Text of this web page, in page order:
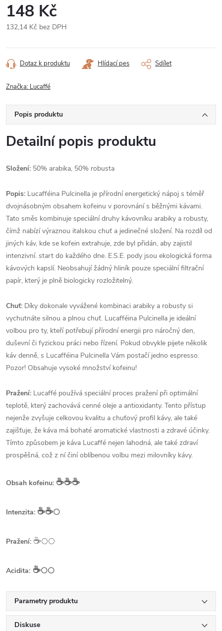
148 Kč
132,14 Kč bez DPH
cena:
Dotaz k produktu Hlídací pes Sdílet
Značka: Lucaffé
Popis produktu
Detailní popis produktu
Složení: 50% arabika, 50% robusta
Popis: Lucafféina Pulcinella je přírodní energetický nápoj s téměř
dvojnásobným obsahem kofeinu v porovnání s běžnými kávami.
Tato směs kombinuje speciální druhy kávovníku arabiky a robusty,
čímž nabízí výraznou italskou chuť a jedinečné složení. Na rozdíl od
jiných káv, kde se kofein extrahuje, zde byl přidán, aby zajistil
intenzivní. start do každého dne. E.S.E. pody jsou ekologická forma
kávových kapslí. Neobsahují žádný hliník pouze speciální filtrační
papír, který je plně biologicky rozložitelný.
Chuť: Díky dokonale vyvážené kombinaci arabiky a robusty si
vychutnáte silnou a plnou chuť. Lucafféina Pulcinella je ideální
volbou pro ty, kteří potřebují přírodní energii pro náročný den,
duševní či fyzickou práci nebo řízení. Pokud obvykle pijete několik
káv denně, s Lucafféina Pulcinella Vám postačí jedno espresso.
Pozor! Obsahuje vysoké množství kofeinu!
Pražení: Lucaffé používá speciální proces pražení při optimální
teplotě, který zachovává cenné oleje a antioxidanty. Tento přístup
nejenže zvyšuje celkovou kvalitu a chuťový profil kávy, ale také
zajišťuje, že káva má bohaté aromatické vlastnosti a zdravé účinky.
Tímto způsobem je káva Lucaffé nejen lahodná, ale také zdraví
prospěšná, což z ní činí oblíbenou volbu mezi milovníky kávy.
Obsah kofeinu: ☕️☕️☕️
Intenzita: ☕️☕️⚪
Pražení: ☕️⚪⚪
Acidita: ☕️⚪⚪
Parametry produktu
Diskuse